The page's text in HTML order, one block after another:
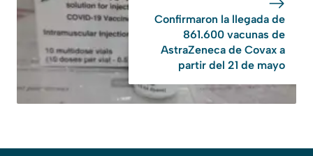
Confirmaron la llegada de
861.600 vacunas de
AstraZeneca de Covax a
partir del 21 de mayo